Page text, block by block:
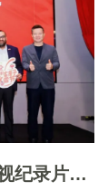
智利车厘子25/26产季正式启动，央视纪录片首映式在穗举行